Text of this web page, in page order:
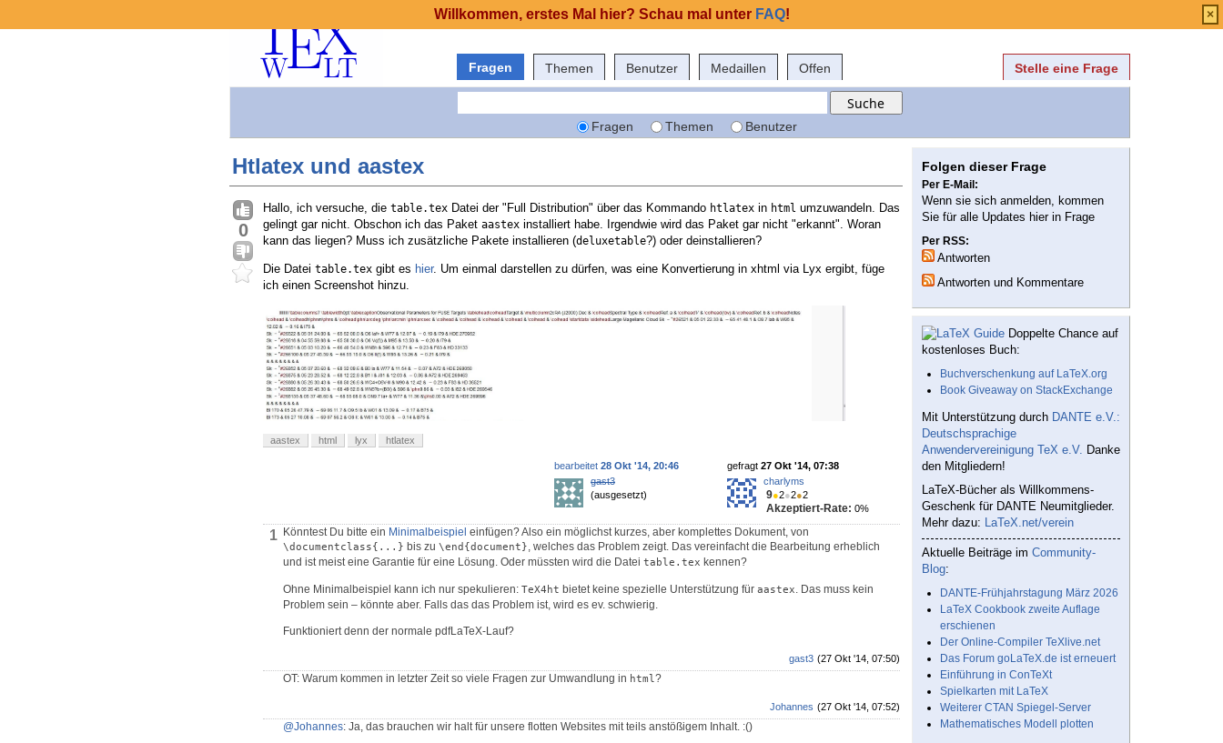
Fragen Themen Benutzer Medaillen Offen Stelle eine Frage
Fragen Themen Benutzer
Htlatex und aastex
0
Hallo, ich versuche, die table.tex Datei der "Full Distribution" über das Kommando htlatex in html umzuwandeln. Das
gelingt gar nicht. Obschon ich das Paket aastex installiert habe. Irgendwie wird das Paket gar nicht "erkannt". Woran
kann das liegen? Muss ich zusätzliche Pakete installieren (deluxetable?) oder deinstallieren?
Die Datei table.tex gibt es hier. Um einmal darstellen zu dürfen, was eine Konvertierung in xhtml via Lyx ergibt, füge
ich einen Screenshot hinzu.
aastex html lyx htlatex
gefragt 27 Okt '14, 07:38
charlyms
9●2●2●2
Akzeptiert-Rate: 0%
bearbeitet 28 Okt '14, 20:46
gast3
(ausgesetzt)
1 Könntest Du bitte ein Minimalbeispiel einfügen? Also ein möglichst kurzes, aber komplettes Dokument, von
\documentclass{...} bis zu \end{document}, welches das Problem zeigt. Das vereinfacht die Bearbeitung erheblich
und ist meist eine Garantie für eine Lösung. Oder müssten wird die Datei table.tex kennen?
Ohne Minimalbeispiel kann ich nur spekulieren: TeX4ht bietet keine spezielle Unterstützung für aastex. Das muss kein
Problem sein – könnte aber. Falls das das Problem ist, wird es ev. schwierig.
Funktioniert denn der normale pdfLaTeX-Lauf?
(27 Okt '14, 07:50)
gast3
OT: Warum kommen in letzter Zeit so viele Fragen zur Umwandlung in html?
(27 Okt '14, 07:52)
Johannes
@Johannes: Ja, das brauchen wir halt für unsere flotten Websites mit teils anstößigem Inhalt. :()
Folgen dieser Frage
Per E-Mail:
Wenn sie sich anmelden, kommen
Sie für alle Updates hier in Frage
Per RSS:
Antworten
Antworten und Kommentare
Doppelte Chance auf
kostenloses Buch:
Buchverschenkung auf LaTeX.org
Book Giveaway on StackExchange
Mit Unterstützung durch DANTE e.V.:
Deutschsprachige
Anwendervereinigung TeX e.V. Danke
den Mitgliedern!
LaTeX-Bücher als Willkommens-
Geschenk für DANTE Neumitglieder.
Mehr dazu: LaTeX.net/verein
Aktuelle Beiträge im Community-
Blog:
DANTE-Frühjahrstagung März 2026
LaTeX Cookbook zweite Auflage
erschienen
Der Online-Compiler TeXlive.net
Das Forum goLaTeX.de ist erneuert
Einführung in ConTeXt
Spielkarten mit LaTeX
Weiterer CTAN Spiegel-Server
Mathematisches Modell plotten
Willkommen, erstes Mal hier? Schau mal unter FAQ! ×